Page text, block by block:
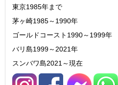
東京1985年まで
茅ヶ崎1985～1990年
ゴールドコースト1990～1999年
バリ島1999～2021年
スンバワ島2021～現在